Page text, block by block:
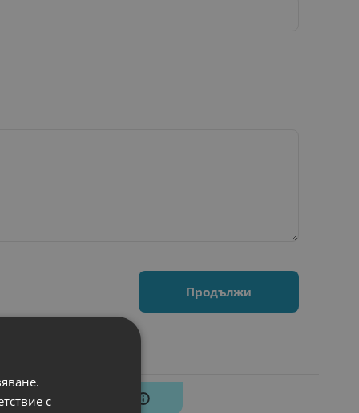
Продължи
-4%
с